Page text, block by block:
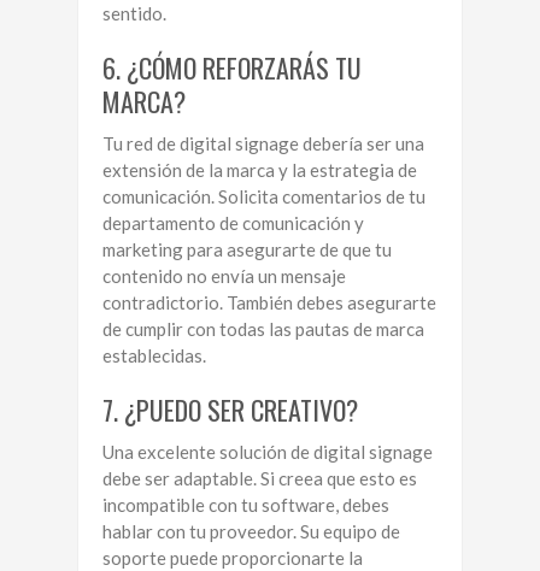
sentido.
6. ¿CÓMO REFORZARÁS TU
MARCA?
Tu red de digital signage debería ser una
extensión de la marca y la estrategia de
comunicación. Solicita comentarios de tu
departamento de comunicación y
marketing para asegurarte de que tu
contenido no envía un mensaje
contradictorio. También debes asegurarte
de cumplir con todas las pautas de marca
establecidas.
7. ¿PUEDO SER CREATIVO?
Una excelente solución de digital signage
debe ser adaptable. Si creea que esto es
incompatible con tu software, debes
hablar con tu proveedor. Su equipo de
soporte puede proporcionarte la